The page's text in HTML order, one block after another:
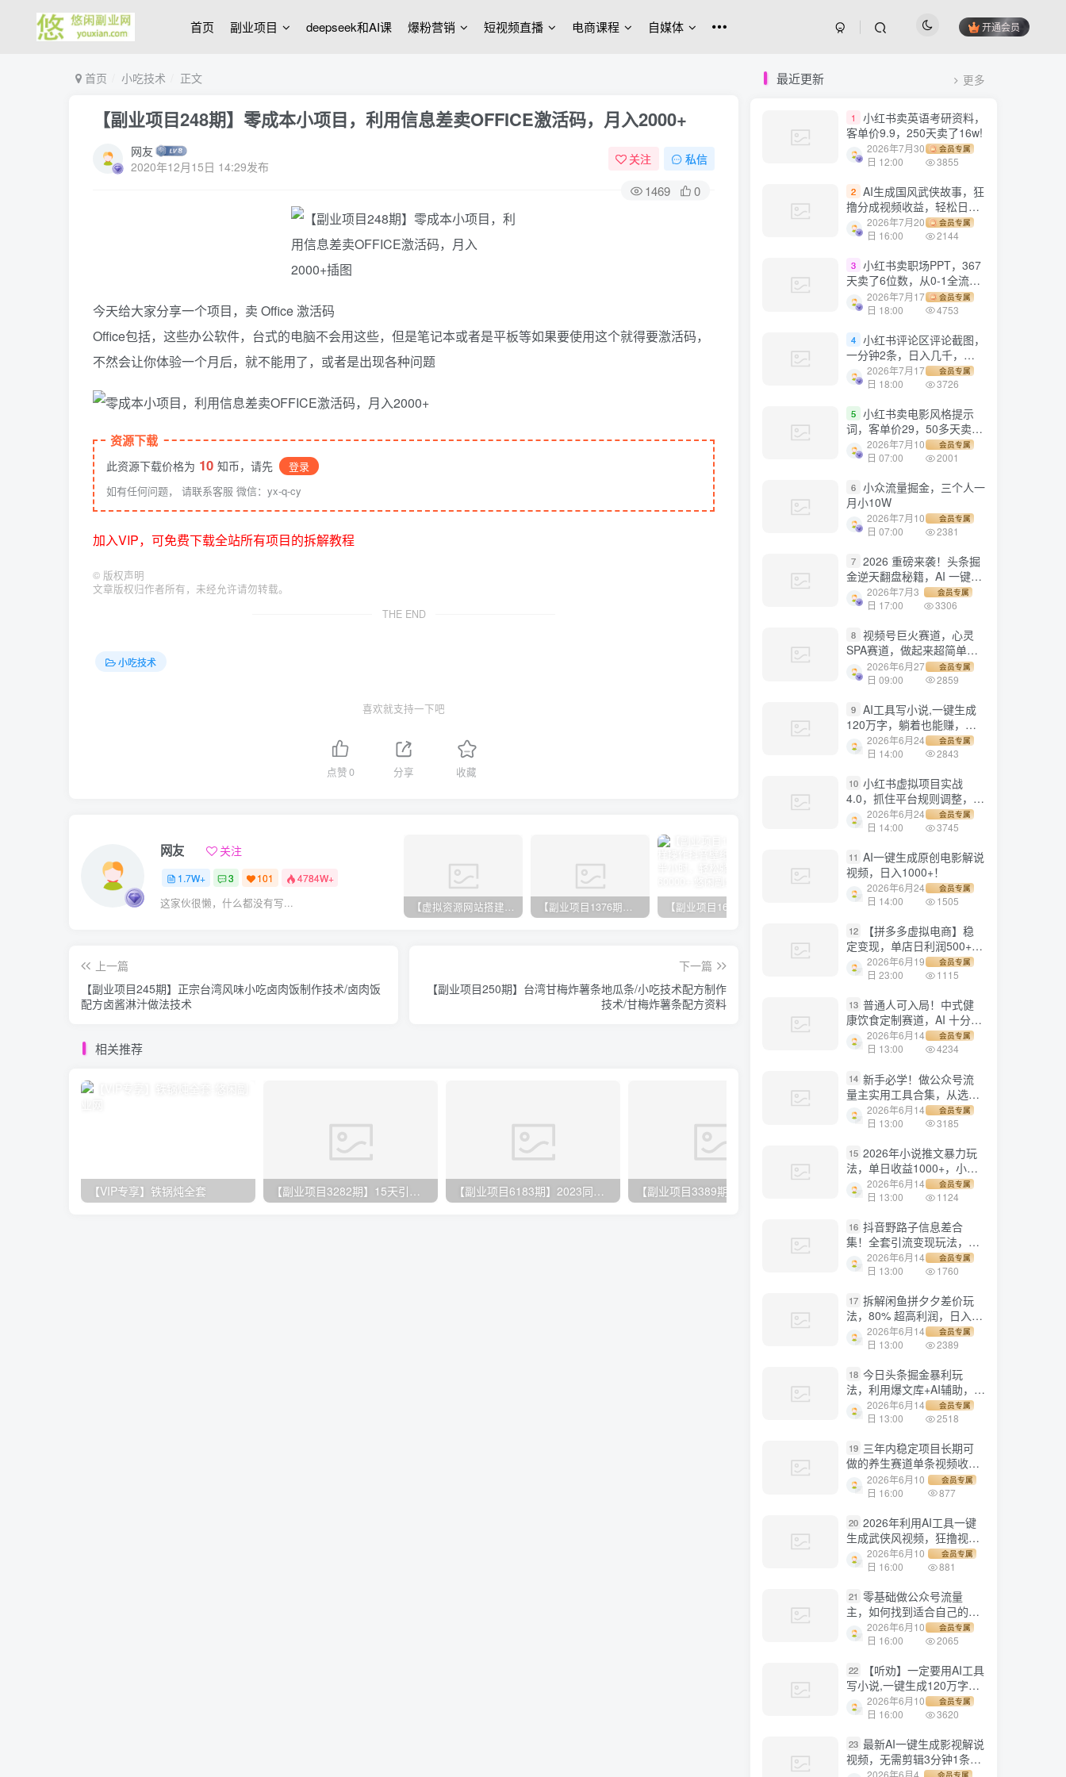
首页 副业项目 deepseek和AI课 爆粉营销 短视频直播 电商课程 自媒体 开通会员
首页 小吃技术 正文
【副业项目248期】零成本小项目，利用信息差卖OFFICE激活码，月入2000+
网友
2020年12月15日 14:29发布
关注 私信
1469 0
今天给大家分享一个项目，卖 Office 激活码
Office包括，这些办公软件，台式的电脑不会用这些，但是笔记本或者是平板等如果要使用这个就得要激活码，
不然会让你体验一个月后，就不能用了，或者是出现各种问题
资源下载
此资源下载价格为 10 知币，请先
登录
如有任何问题， 请联系客服 微信：yx-q-cy
加入VIP，可免费下载全站所有项目的拆解教程
© 版权声明
文章版权归作者所有，未经允许请勿转载。
THE END
小吃技术
喜欢就支持一下吧
点赞0 分享 收藏
网友 关注
1.7W+ 3 101 4784W+
这家伙很懒，什么都没有写... 【副业项目4441期】最新长久稳定暴利项目，运费险全新玩法，日赚1000（包含详细教程，全程指导）
上一篇
【副业项目245期】正宗台湾风味小吃卤肉饭制作技术/卤肉饭
配方卤酱淋汁做法技术
下一篇
【副业项目250期】台湾甘梅炸薯条地瓜条/小吃技术配方制作
技术/甘梅炸薯条配方资料
相关推荐
【VIP专享】铁锅炖全套 【副业项目3282期】15天引爆实体店客流，适用于所有餐饮店，突破单量瓶颈 单月42万（餐饮店怎么引流） 【副业项目6183期】2023同城生活团购-达人课程，简单易上手 不用保证金 普通人也可以弯道超车 【副业项目7458期】抖音外卖爆单流10万+视频病毒式复制【软件去重+详细教程】
最近更新 更多
1
小红书卖英语考研资料，
客单价9.9，250天卖了16w!
2026年7月30
日 12:00
会员专属
3855
2 AI生成国风武侠故事，狂
撸分成视频收益，轻松日入
1000+【可多平台分发】！
2026年7月20
日 16:00
会员专属
2144
3 小红书卖职场PPT，367
天卖了6位数，从0-1全流程
讲解2026年7月17
日 18:00
会员专属
4753
4 小红书评论区评论截图，
一分钟2条，日入几千，多
劳多得!2026年7月17
日 18:00
会员专属
3726
5 小红书卖电影风格提示
词，客单价29，50多天卖了
790单，小白直接抄作业！
2026年7月10
日 07:00
会员专属
2001
6 小众流量掘金，三个人一
月小10W
2026年7月10
日 07:00
会员专属
2381
7 2026 重磅来袭！头条掘
金逆天翻盘秘籍，AI 一键打
造爆款内容，只需简单复制
粘贴，日入 1000 + 轻松实
2026年7月3
日 17:00
会员专属
3306
8 视频号巨火赛道，心灵
SPA赛道，做起来超简单，
每天收益800+！
2026年6月27
日 09:00
会员专属
2859
9 AI工具写小说,一键生成
120万字，躺着也能赚，月
入2w+！
2026年6月24
日 14:00
会员专属
2843
10 小红书虚拟项目实战
4.0，抓住平台规则调整，单
店日入500+！
2026年6月24
日 14:00
会员专属
3745
11 AI一键生成原创电影解说
视频，日入1000+！
2026年6月24
日 14:00
会员专属
1505
12
【拼多多虚拟电商】稳
定变现，单店日利润500+，
软件挂机全自动发货，轻松
实现月入1w+！
2026年6月19
日 23:00
会员专属
1115
13 普通人可入局！中式健
康饮食定制赛道，AI 十分钟
做爆款，变现超给力
2026年6月14
日 13:00
会员专属
4234
14 新手必学！做公众号流
量主实用工具合集，从选题
到变现，一篇搞定（新手必
备）
2026年6月14
日 13:00
会员专属
3185
15 2026年小说推文暴力玩
法，单日收益1000+，小白
看完即可上手
2026年6月14
日 13:00
会员专属
1124
16 抖音野路子信息差合
集！全套引流变现玩法，保
姆级拆解
2026年6月14
日 13:00
会员专属
1760
17 拆解闲鱼拼夕夕差价玩
法，80% 超高利润，日入轻
松过千2026年6月14
日 13:00
会员专属
2389
18 今日头条掘金暴利玩
法，利用爆文库+AI辅助，轻
松矩阵、当天起号，简单粗
暴，日入1000+
2026年6月14
日 13:00
会员专属
2518
19 三年内稳定项目长期可
做的养生赛道单条视频收入
22002026年6月10
日 16:00
会员专属
877
20 2026年利用AI工具一键
生成武侠风视频，狂撸视频
号分成计划收益，原创度
高，画面好看，轻松日入
2026年6月10
日 16:00
会员专属
881
21 零基础做公众号流量
主，如何找到适合自己的赛
道
2026年6月10
日 16:00
会员专属
2065
22
【听劝】一定要用AI工具
写小说,一键生成120万字，
躺着也能赚，月入2w+
2026年6月10
日 16:00
会员专属
3620
23 最新AI一键生成影视解说
视频，无需剪辑3分钟1条，